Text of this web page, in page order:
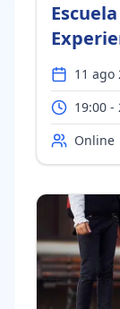
Escuela
11 ago
19:00 -
Online